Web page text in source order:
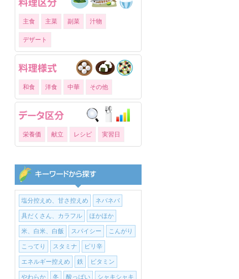
主食 主菜 副菜 汁物
デザート
和食 洋食 中華 その他
栄養価 献立 レシピ 実習日
塩分控えめ、甘さ控えめ ネバネバ
具だくさん、カラフル ほかほか
米、白米、白飯 スパイシー こんがり
こってり スタミナ ピリ辛
エネルギー控えめ 鉄 ビタミン
やわらか 冬 酸っぱい シャキシャキ